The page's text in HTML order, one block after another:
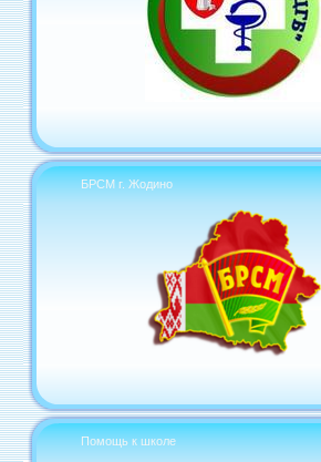
БРСМ г. Жодино
Помощь к школе